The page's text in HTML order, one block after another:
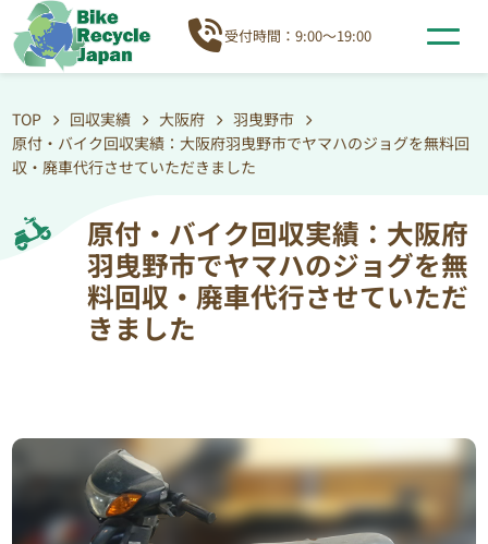
受付時間：9:00～19:00
TOP 回収実績 大阪府
羽曳野市
原付・バイク回収実績：大阪府羽曳野市でヤマハのジョグを無料回
収・廃車代行させていただきました
原付・バイク回収実績：大阪府
羽曳野市でヤマハのジョグを無
料回収・廃車代行させていただ
きました